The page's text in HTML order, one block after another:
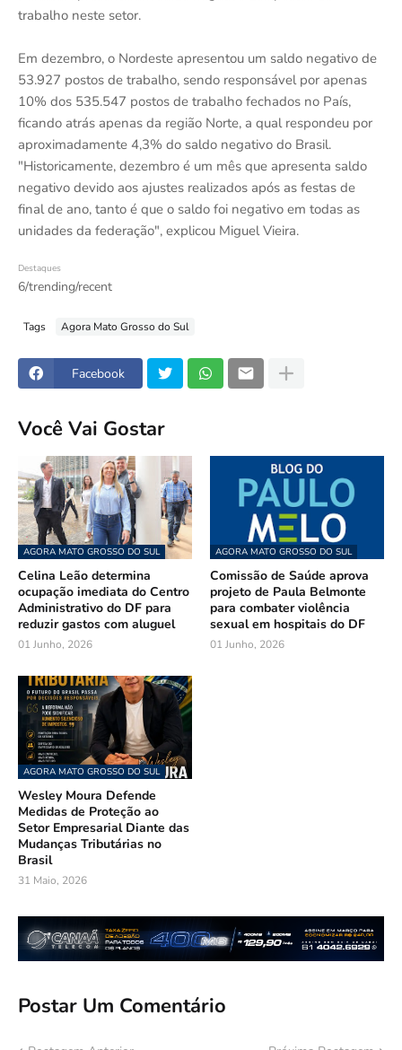
trabalho neste setor.
Em dezembro, o Nordeste apresentou um saldo negativo de
53.927 postos de trabalho, sendo responsável por apenas
10% dos 535.547 postos de trabalho fechados no País,
ficando atrás apenas da região Norte, a qual respondeu por
aproximadamente 4,3% do saldo negativo do Brasil.
"Historicamente, dezembro é um mês que apresenta saldo
negativo devido aos ajustes realizados após as festas de
final de ano, tanto é que o saldo foi negativo em todas as
unidades da federação", explicou Miguel Vieira.
Destaques
6/trending/recent
Tags Agora Mato Grosso do Sul
Facebook
Você Vai Gostar
AGORA MATO GROSSO DO SUL
Celina Leão determina
ocupação imediata do Centro
Administrativo do DF para
reduzir gastos com aluguel
01 Junho, 2026
AGORA MATO GROSSO DO SUL
Comissão de Saúde aprova
projeto de Paula Belmonte
para combater violência
sexual em hospitais do DF
01 Junho, 2026
AGORA MATO GROSSO DO SUL
Wesley Moura Defende
Medidas de Proteção ao
Setor Empresarial Diante das
Mudanças Tributárias no
Brasil
31 Maio, 2026
Postar Um Comentário